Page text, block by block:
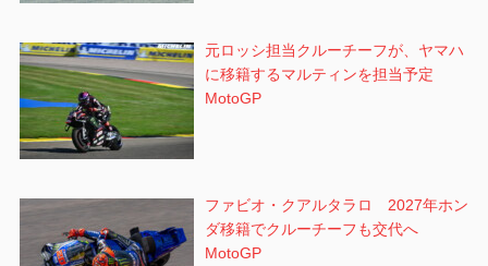
元ロッシ担当クルーチーフが、ヤマハ
に移籍するマルティンを担当予定
MotoGP
ファビオ・クアルタラロ 2027年ホン
ダ移籍でクルーチーフも交代へ
MotoGP